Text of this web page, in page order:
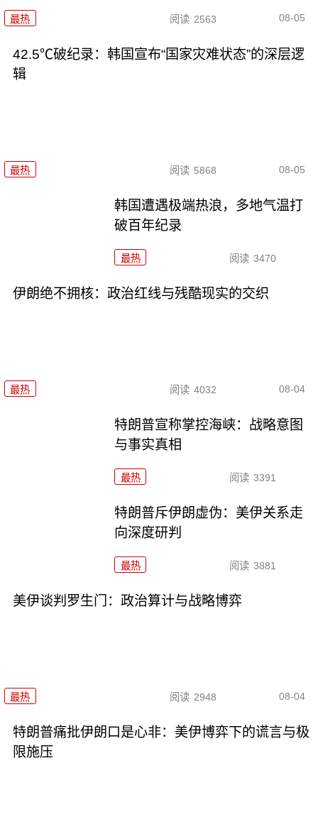
最热 阅读 2563 08-05
42.5℃破纪录：韩国宣布“国家灾难状态”的深层逻
辑
最热 阅读 5868 08-05
韩国遭遇极端热浪，多地气温打
破百年纪录
最热 阅读 3470
伊朗绝不拥核：政治红线与残酷现实的交织
最热 阅读 4032 08-04
特朗普宣称掌控海峡：战略意图
与事实真相
最热 阅读 3391
特朗普斥伊朗虚伪：美伊关系走
向深度研判
最热 阅读 3881
美伊谈判罗生门：政治算计与战略博弈
最热 阅读 2948 08-04
特朗普痛批伊朗口是心非：美伊博弈下的谎言与极
限施压